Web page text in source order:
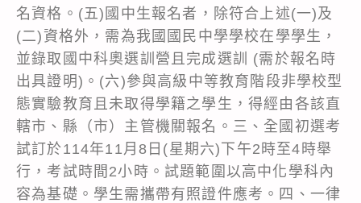
名資格。(五)國中生報名者，除符合上述(一)及
(二)資格外，需為我國國民中學學校在學學生，
並錄取國中科奧選訓營且完成選訓 (需於報名時
出具證明)。(六)參與高級中等教育階段非學校型
態實驗教育且未取得學籍之學生，得經由各該直
轄市、縣（市）主管機關報名。三、全國初選考
試訂於114年11月8日(星期六)下午2時至4時舉
行，考試時間2小時。試題範圍以高中化學科內
容為基礎。學生需攜帶有照證件應考。四、一律